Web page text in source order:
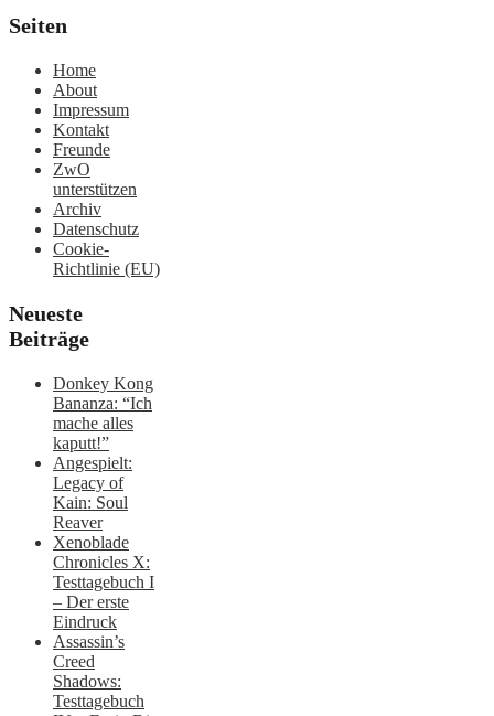
Seiten
Home
About
Impressum
Kontakt
Freunde
ZwO
unterstützen
Archiv
Datenschutz
Cookie-
Richtlinie (EU)
Neueste
Beiträge
Donkey Kong
Bananza: “Ich
mache alles
kaputt!”
Angespielt:
Legacy of
Kain: Soul
Reaver
Xenoblade
Chronicles X:
Testtagebuch I
– Der erste
Eindruck
Assassin’s
Creed
Shadows:
Testtagebuch